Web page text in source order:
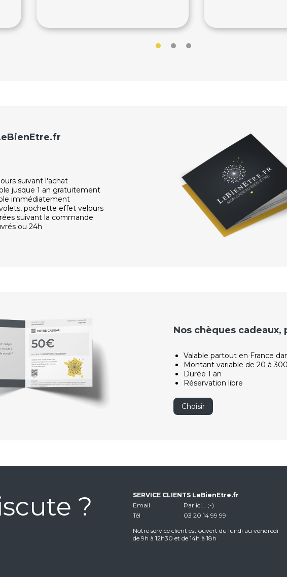
suivant l'achat
jusque 1 an gratuitement
immédiatement
pochette effet velours
suivant la commande
ou 24h
Nos chèques
Valable partout en France
Montant variable de 20 à
Durée 1 an
Réservation libre
Choisir
?
SERVICE CLIENTS LeBienEtre.fr
Email
Par ici... ;-)
Tél
03 20 14 99 99
Notre service client est ouvert du lundi au vendredi
de 9h à 12h30 et de 14h à 18h